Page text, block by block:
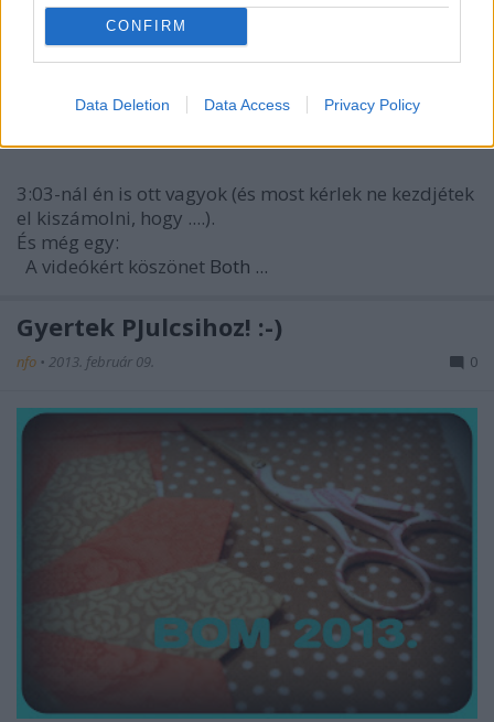
CONFIRM
Data Deletion Data Access Privacy Policy
Egy kis lokálpatriotizmus (de szép
szó ez!)
3:03-nál én is ott vagyok (és most kérlek ne kezdjétek
el kiszámolni, hogy ....).
És még egy:
A videókért köszönet Both ...
Gyertek PJulcsihoz! :-)
nfo • 2013. február 09. 0